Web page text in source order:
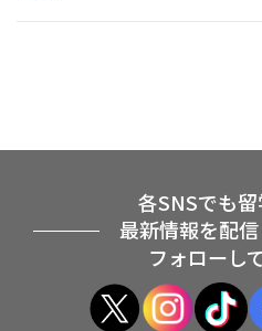
各SNSでも
最新情報を配信
フォローし